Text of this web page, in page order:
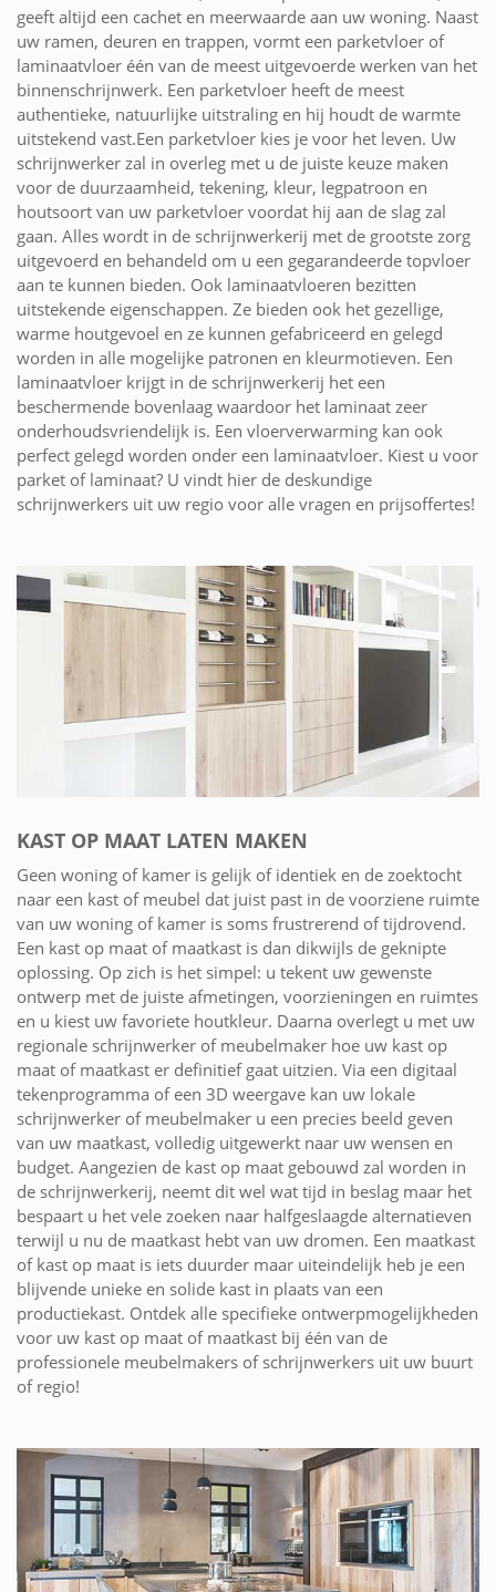
geeft altijd een cachet en meerwaarde aan uw woning. Naast
uw ramen, deuren en trappen, vormt een parketvloer of
laminaatvloer één van de meest uitgevoerde werken van het
binnenschrijnwerk. Een parketvloer heeft de meest
authentieke, natuurlijke uitstraling en hij houdt de warmte
uitstekend vast.Een parketvloer kies je voor het leven. Uw
schrijnwerker zal in overleg met u de juiste keuze maken
voor de duurzaamheid, tekening, kleur, legpatroon en
houtsoort van uw parketvloer voordat hij aan de slag zal
gaan. Alles wordt in de schrijnwerkerij met de grootste zorg
uitgevoerd en behandeld om u een gegarandeerde topvloer
aan te kunnen bieden. Ook laminaatvloeren bezitten
uitstekende eigenschappen. Ze bieden ook het gezellige,
warme houtgevoel en ze kunnen gefabriceerd en gelegd
worden in alle mogelijke patronen en kleurmotieven. Een
laminaatvloer krijgt in de schrijnwerkerij het een
beschermende bovenlaag waardoor het laminaat zeer
onderhoudsvriendelijk is. Een vloerverwarming kan ook
perfect gelegd worden onder een laminaatvloer. Kiest u voor
parket of laminaat? U vindt hier de deskundige
schrijnwerkers uit uw regio voor alle vragen en prijsoffertes!
KAST OP MAAT LATEN MAKEN
Geen woning of kamer is gelijk of identiek en de zoektocht
naar een kast of meubel dat juist past in de voorziene ruimte
van uw woning of kamer is soms frustrerend of tijdrovend.
Een kast op maat of maatkast is dan dikwijls de geknipte
oplossing. Op zich is het simpel: u tekent uw gewenste
ontwerp met de juiste afmetingen, voorzieningen en ruimtes
en u kiest uw favoriete houtkleur. Daarna overlegt u met uw
regionale schrijnwerker of meubelmaker hoe uw kast op
maat of maatkast er definitief gaat uitzien. Via een digitaal
tekenprogramma of een 3D weergave kan uw lokale
schrijnwerker of meubelmaker u een precies beeld geven
van uw maatkast, volledig uitgewerkt naar uw wensen en
budget. Aangezien de kast op maat gebouwd zal worden in
de schrijnwerkerij, neemt dit wel wat tijd in beslag maar het
bespaart u het vele zoeken naar halfgeslaagde alternatieven
terwijl u nu de maatkast hebt van uw dromen. Een maatkast
of kast op maat is iets duurder maar uiteindelijk heb je een
blijvende unieke en solide kast in plaats van een
productiekast. Ontdek alle specifieke ontwerpmogelijkheden
voor uw kast op maat of maatkast bij één van de
professionele meubelmakers of schrijnwerkers uit uw buurt
of regio!